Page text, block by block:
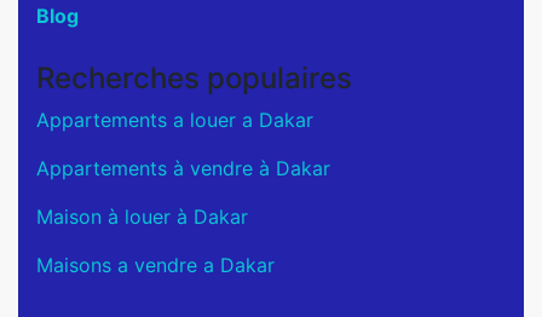
Blog
Recherches populaires
Appartements a louer a Dakar
Appartements à vendre à Dakar
Maison à louer à Dakar
Maisons a vendre a Dakar